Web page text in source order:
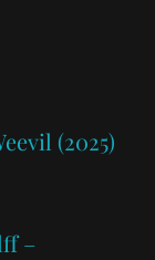
(2025)
–